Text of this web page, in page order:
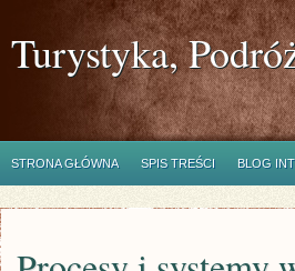
Turystyka,
STRONA GŁÓWNA SPIS TREŚCI BLOG